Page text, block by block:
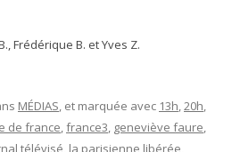
Frédérique B. et Yves Z.
MÉDIAS, et marquée avec 13h,20h,
de france,france3, geneviève faure,
télévisé, la parisienne libérée,